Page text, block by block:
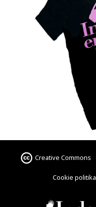
Creative Commons
Cookie politika